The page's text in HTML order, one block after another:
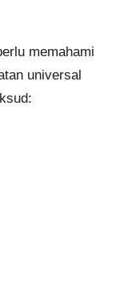
memahami
universal